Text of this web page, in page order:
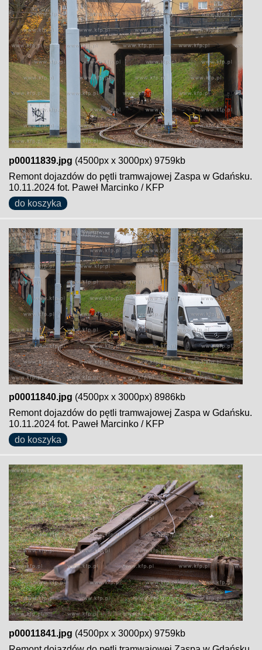
p00011839.jpg (4500px x 3000px) 9759kb
Remont dojazdów do pętli tramwajowej Zaspa w Gdańsku.
10.11.2024 fot. Paweł Marcinko / KFP
do koszyka
p00011840.jpg (4500px x 3000px) 8986kb
Remont dojazdów do pętli tramwajowej Zaspa w Gdańsku.
10.11.2024 fot. Paweł Marcinko / KFP
do koszyka
p00011841.jpg (4500px x 3000px) 9759kb